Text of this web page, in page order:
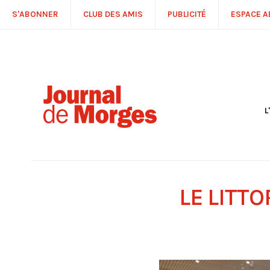
S'ABONNER CLUB DES AMIS PUBLICITÉ ESPACE
LE